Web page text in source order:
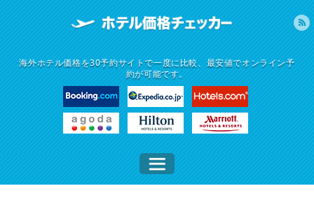
海外ホテル価格を30予約サイトで一度に比較、最安値でオンライン予
約が可能です。